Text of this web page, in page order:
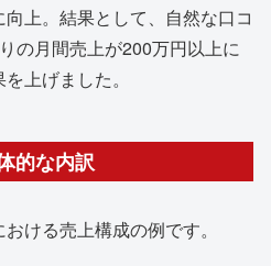
上。結果として、自然な口コ
の月間売上が200万円以上に
上げました。
的な内訳
ける売上構成の例です。